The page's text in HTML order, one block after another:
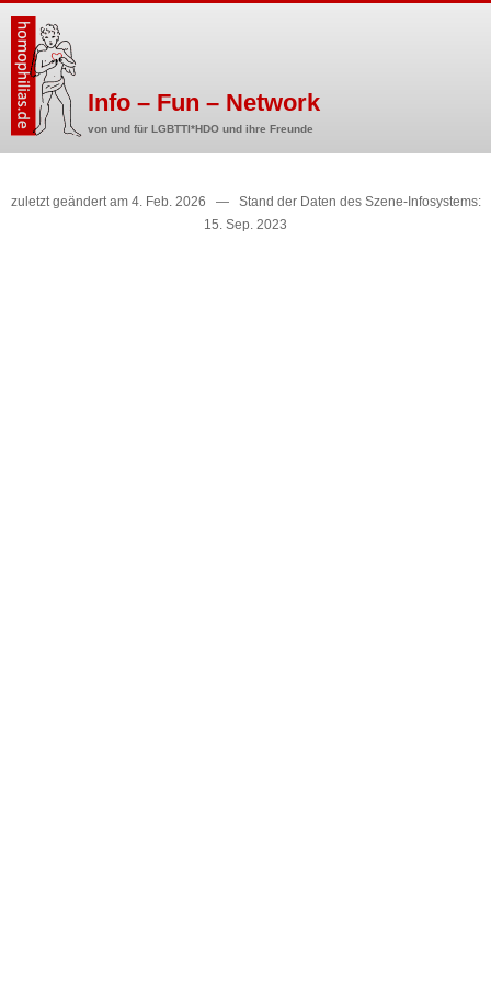
Info – Fun – Network
von und für LGBTTI*HDO und ihre Freunde
zuletzt geändert am 4. Feb. 2026 — Stand der Daten des Szene-Infosystems:
15. Sep. 2023